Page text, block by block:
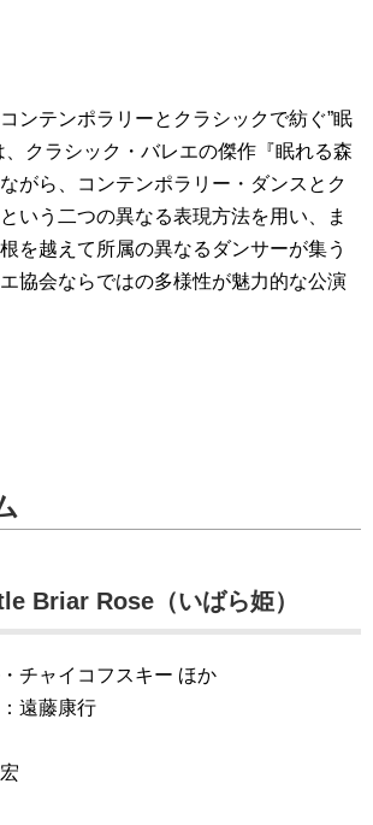
ンテンポラリーとクラシックで紡ぐ”眠
、クラシック・バレエの傑作『眠れる森
がら、コンテンポラリー・ダンスとク
いう二つの異なる表現方法を用い、ま
を越えて所属の異なるダンサーが集う
協会ならではの多様性が魅力的な公演
Briar Rose（いばら姫）
チャイコフスキー ほか
遠藤康行